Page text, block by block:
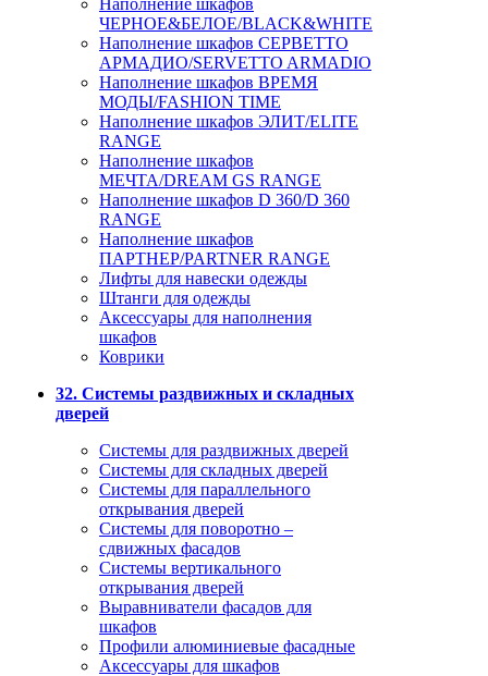
Наполнение шкафов
ЧЕРНОЕ&БЕЛОЕ/BLACK&WHITE
Наполнение шкафов СЕРВЕТТО
АРМАДИО/SERVETTO ARMADIO
Наполнение шкафов ВРЕМЯ
МОДЫ/FASHION TIME
Наполнение шкафов ЭЛИТ/ELITE
RANGE
Наполнение шкафов
МЕЧТА/DREAM GS RANGE
Наполнение шкафов D 360/D 360
RANGE
Наполнение шкафов
ПАРТНЕР/PARTNER RANGE
Лифты для навески одежды
Штанги для одежды
Аксессуары для наполнения
шкафов
Коврики
32. Системы раздвижных и складных
дверей
Системы для раздвижных дверей
Системы для складных дверей
Системы для параллельного
открывания дверей
Системы для поворотно –
сдвижных фасадов
Системы вертикального
открывания дверей
Выравниватели фасадов для
шкафов
Профили алюминиевые фасадные
Аксессуары для шкафов